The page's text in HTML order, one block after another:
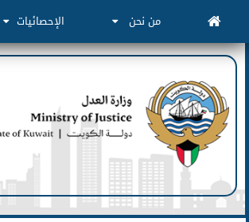
من نحن الإحصائيات